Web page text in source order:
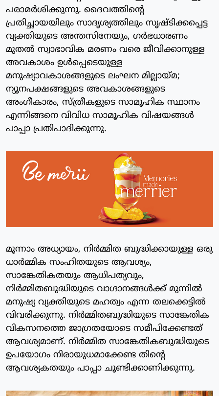
പരാമര്‍ശിക്കുന്നു. ദൈവത്തിന്റെ
പ്രതിച്ഛായയിലും സാദൃശ്യത്തിലും സൃഷ്ടിക്കപ്പെട്ട
വ്യക്തിയുടെ അന്തസിനേയും, ഗര്‍ഭധാരണം
മുതല്‍ സ്വാഭാവിക മരണം വരെ ജീവിക്കാനുള്ള
അവകാശം ഉള്‍പ്പെടെയുള്ള
മനുഷ്യാവകാശങ്ങളുടെ ലംഘന മില്ലായ്മ;
ന്യൂനപക്ഷങ്ങളുടെ അവകാശങ്ങളുടെ
അംഗീകാരം, സ്ത്രീകളുടെ സാമൂഹിക സ്ഥാനം
എന്നിങ്ങനെ വിവിധ സാമൂഹിക വിഷയങ്ങള്‍
പാപ്പാ പ്രതിപാദിക്കുന്നു.
മൂന്നാം അധ്യായം, നിര്‍മ്മിത ബുദ്ധിക്കായുള്ള ഒരു
ധാര്‍മ്മിക സംഹിതയുടെ ആവശ്യം,
സാങ്കേതികതയും ആധിപത്യവും,
നിര്‍മ്മിതബുദ്ധിയുടെ വാഗ്ദാനങ്ങള്‍ക്ക് മുന്നില്‍
മനുഷ്യ വ്യക്തിയുടെ മഹത്വം എന്ന തലക്കെട്ടില്‍
വിവരിക്കുന്നു. നിര്‍മ്മിതബുദ്ധിയുടെ സാങ്കേതിക
വികസനത്തെ ജാഗ്രതയോടെ സമീപിക്കേണ്ടത്
ആവശ്യമാണ്. നിർമ്മിത സാങ്കേതികബുദ്ധിയുടെ
ഉപയോഗം നിരായുധമാക്കേണ്ട തിന്റെ
ആവശ്യകതയും പാപ്പാ ചൂണ്ടിക്കാണിക്കുന്നു.